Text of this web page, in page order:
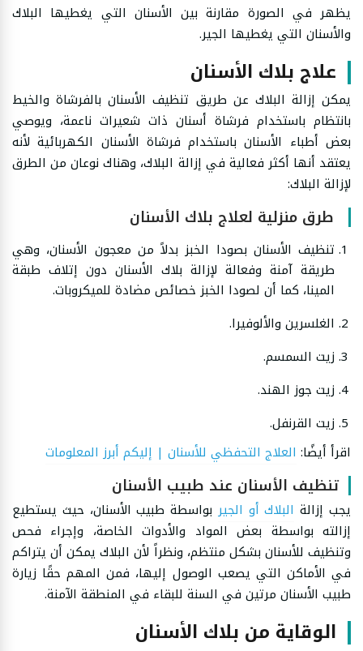
يظهر في الصورة مقارنة بين الأسنان التي يغطيها البلاك
والأسنان التي يغطيها الجير.
علاج بلاك الأسنان
يمكن إزالة البلاك عن طريق تنظيف الأسنان بالفرشاة والخيط
بانتظام باستخدام فرشاة أسنان ذات شعيرات ناعمة، ويوصي
بعض أطباء الأسنان باستخدام فرشاة الأسنان الكهربائية لأنه
يعتقد أنها أكثر فعالية في إزالة البلاك، وهناك نوعان من الطرق
لإزالة البلاك:
طرق منزلية لعلاج بلاك الأسنان
تنظيف الأسنان بصودا الخبز بدلاً من معجون الأسنان، وهي
طريقة آمنة وفعالة لإزالة بلاك الأسنان دون إتلاف طبقة
المينا، كما أن لصودا الخبز خصائص مضادة للميكروبات.
الغلسرين والألوفيرا.
زيت السمسم.
زيت جوز الهند.
زيت القرنفل.
اقرأ أيضًا: العلاج التحفظي للأسنان | إليكم أبرز المعلومات
تنظيف الأسنان عند طبيب الأسنان
يجب إزالة البلاك أو الجير بواسطة طبيب الأسنان، حيث يستطيع
إزالته بواسطة بعض المواد والأدوات الخاصة، وإجراء فحص
وتنظيف للأسنان بشكل منتظم، ونظراً لأن البلاك يمكن أن يتراكم
في الأماكن التي يصعب الوصول إليها، فمن المهم حقًا زيارة
طبيب الأسنان مرتين في السنة للبقاء في المنطقة الآمنة.
الوقاية من بلاك الأسنان